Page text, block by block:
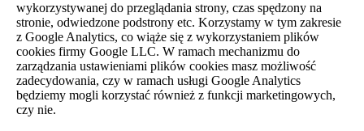
wykorzystywanej do przeglądania strony, czas spędzony na
stronie, odwiedzone podstrony etc. Korzystamy w tym zakresie
z Google Analytics, co wiąże się z wykorzystaniem plików
cookies firmy Google LLC. W ramach mechanizmu do
zarządzania ustawieniami plików cookies masz możliwość
zadecydowania, czy w ramach usługi Google Analytics
będziemy mogli korzystać również z funkcji marketingowych,
czy nie.